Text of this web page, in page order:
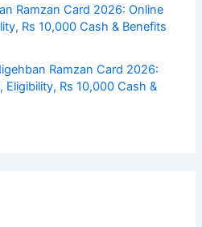
Ramzan Card 2026: Online
Rs 10,000 Cash & Benefits
Ramzan Card 2026:
Rs 10,000 Cash &